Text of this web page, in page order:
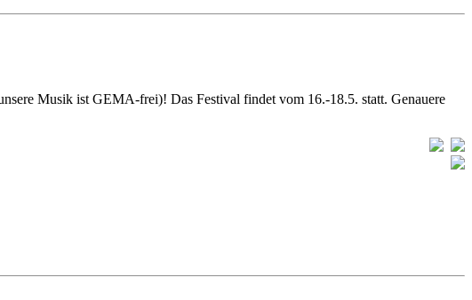
Musik ist GEMA-frei)! Das Festival findet vom 16.-18.5. statt. Genauere